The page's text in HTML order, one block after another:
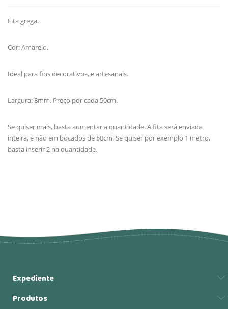
Fita grega.
Cor: Amarelo.
Ideal para fins decorativos, e artesanais.
Largura: 8mm. Preço por cada 50cm.
Se quiser mais, basta aumentar a quantidade. A fita será enviada
inteira, e não em bocados de 50cm. Se quiser por exemplo 1 metro,
basta inserir 2 na quantidade.
Expediente
Produtos